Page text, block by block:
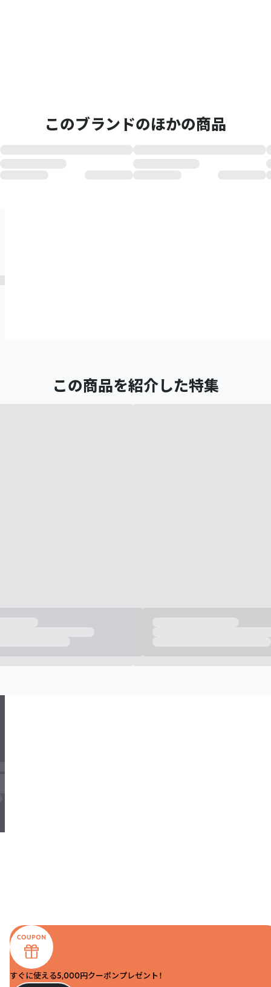
このブランドのほかの商品
この商品を紹介した特集
すぐに使える5,000円クーポンプレゼント！